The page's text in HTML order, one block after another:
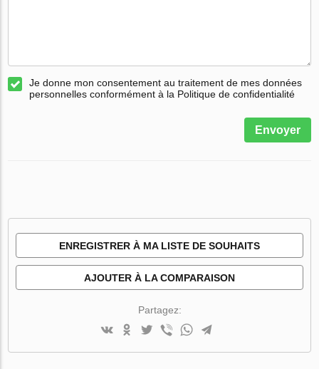
Je donne mon consentement au traitement de mes données
personnelles conformément à la Politique de confidentialité
Envoyer
ENREGISTRER À MA LISTE DE SOUHAITS
AJOUTER À LA COMPARAISON
Partagez: